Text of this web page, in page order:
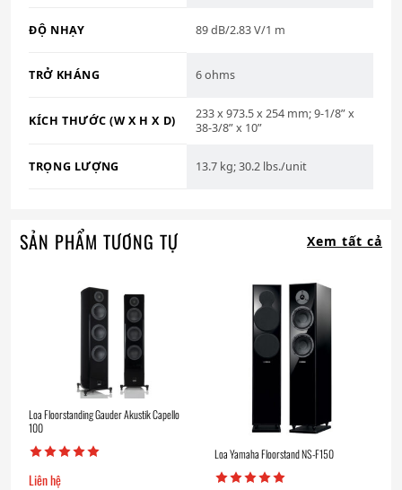
ĐỘ NHẠY 89 dB/2.83 V/1 m
TRỞ KHÁNG 6 ohms
KÍCH THƯỚC (W X H X D)
233 x 973.5 x 254 mm; 9-1/8” x
38-3/8” x 10”
TRỌNG LƯỢNG 13.7 kg; 30.2 lbs./unit
SẢN PHẨM TƯƠNG TỰ Xem tất cả
Loa Floorstanding Gauder Akustik Capello
100
Liên hệ
Loa Yamaha Floorstand NS-F150